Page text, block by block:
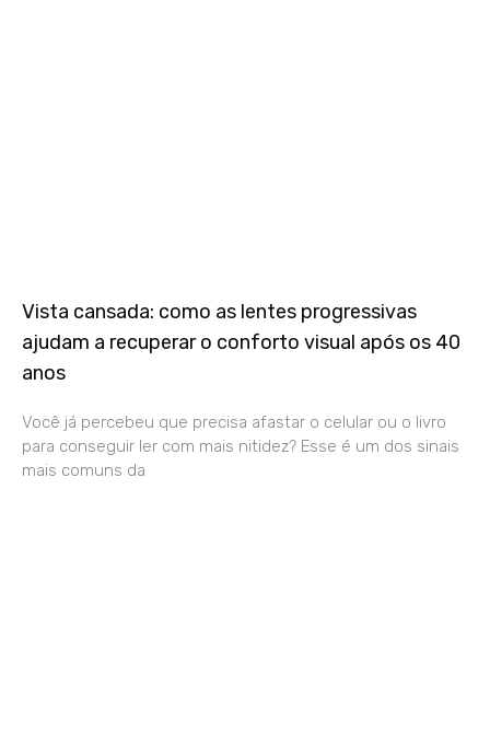
Vista cansada: como as lentes progressivas
ajudam a recuperar o conforto visual após os 40
anos
Você já percebeu que precisa afastar o celular ou o livro
para conseguir ler com mais nitidez? Esse é um dos sinais
mais comuns da